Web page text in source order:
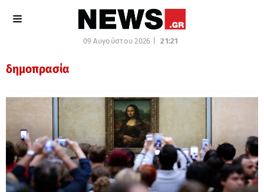
09 Αυγούστου 2026 | 21:21
δημοπρασία